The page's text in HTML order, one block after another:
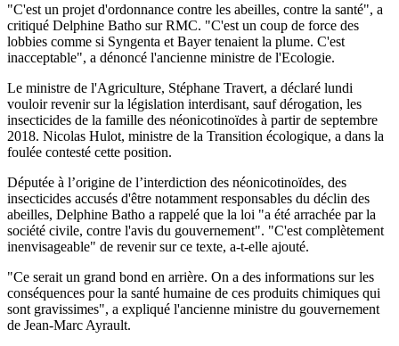
"C'est un projet d'ordonnance contre les abeilles, contre la santé", a
critiqué Delphine Batho sur RMC. "C'est un coup de force des
lobbies comme si Syngenta et Bayer tenaient la plume. C'est
inacceptable", a dénoncé l'ancienne ministre de l'Ecologie.
Le ministre de l'Agriculture, Stéphane Travert, a déclaré lundi
vouloir revenir sur la législation interdisant, sauf dérogation, les
insecticides de la famille des néonicotinoïdes à partir de septembre
2018. Nicolas Hulot, ministre de la Transition écologique, a dans la
foulée contesté cette position.
Députée à l’origine de l’interdiction des néonicotinoïdes, des
insecticides accusés d'être notamment responsables du déclin des
abeilles, Delphine Batho a rappelé que la loi "a été arrachée par la
société civile, contre l'avis du gouvernement". "C'est complètement
inenvisageable" de revenir sur ce texte, a-t-elle ajouté.
"Ce serait un grand bond en arrière. On a des informations sur les
conséquences pour la santé humaine de ces produits chimiques qui
sont gravissimes", a expliqué l'ancienne ministre du gouvernement
de Jean-Marc Ayrault.